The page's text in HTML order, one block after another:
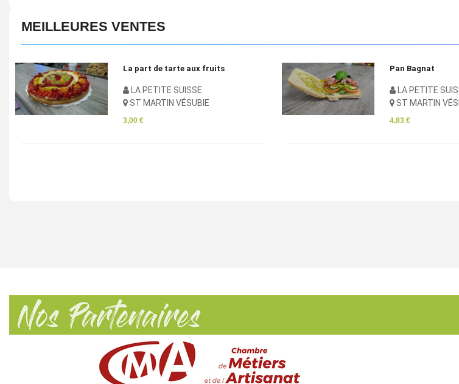
MEILLEURES VENTES
aux fruits Pan Bagnat
ST MARTIN VÉSUBIE